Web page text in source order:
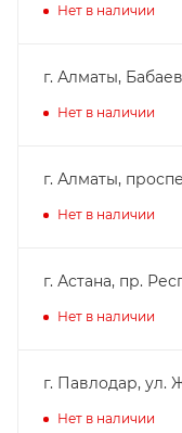
Нет в наличии
г. Алматы,
Нет в наличии
г. Алматы,
Нет в наличии
г. Астана, пр.
Нет в наличии
г. Павлодар, ул.
Нет в наличии